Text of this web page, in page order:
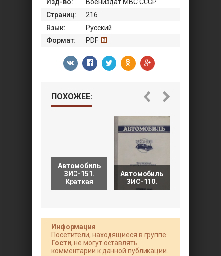
Изд-во:
Воениздат МВС СССР
Страниц:
216
Язык:
Русский
Формат:
PDF
ПОХОЖЕЕ:
Автомобиль
ЗИС-151.
Краткая
Автомобиль
ЗИС-110.
Информация
Посетители, находящиеся в группе
Гости, не могут оставлять
комментарии к данной публикации.